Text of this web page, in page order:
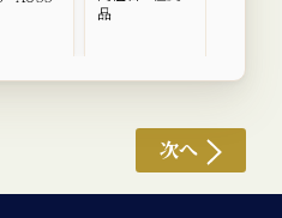
品
次へ